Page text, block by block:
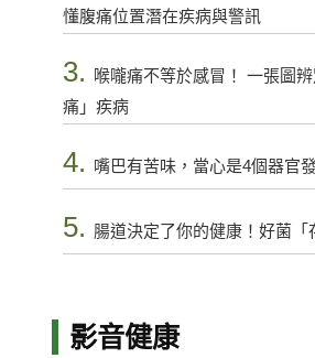
懂腹痛位置潛在疾病與警訊
3.
喉嚨痛不等於感冒！ 一張圖
痛」疾病
4. 嘴巴有苦味，當心是4個器官
5. 腸道決定了你的健康！好菌「
影音健康